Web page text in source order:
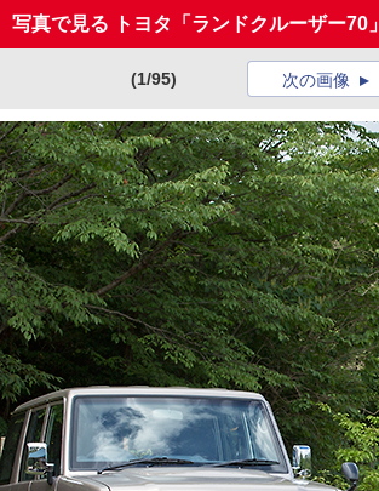
写真で見る トヨタ「ランドクルーザー70」
(1/95) 次の画像